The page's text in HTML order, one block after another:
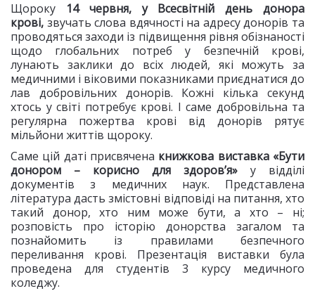
Щороку 14 червня, у Всесвітній день донора
крові, звучать слова вдячності на адресу донорів та
проводяться заходи із підвищення рівня обізнаності
щодо глобальних потреб у безпечній крові,
лунають заклики до всіх людей, які можуть за
медичними і віковими показниками приєднатися до
лав добровільних донорів. Кожні кілька секунд
хтось у світі потребує крові. І саме добровільна та
регулярна пожертва крові від донорів рятує
мільйони життів щороку.
Саме цій даті присвячена книжкова виставка «Бути
донором – корисно для здоров’я» у відділі
документів з медичних наук. Представлена
література дасть змістовні відповіді на питання, хто
такий донор, хто ним може бути, а хто – ні;
розповість про історію донорства загалом та
познайомить із правилами безпечного
переливання крові. Презентація виставки була
проведена для студентів 3 курсу медичного
коледжу.